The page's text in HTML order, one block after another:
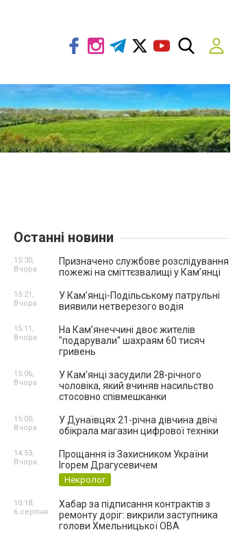
Останні новини
Призначено службове розслідування
пожежі на сміттєзвалищі у Кам’янці
15:30,
Вчора
У Кам’янці-Подільському патрульні
виявили нетверезого водія
15:21,
Вчора
На Камʼянеччині двоє жителів
"подарували" шахраям 60 тисяч
гривень
15:11,
Вчора
У Камʼянці засудили 28-річного
чоловіка, який вчиняв насильство
стосовно співмешканки
15:06,
Вчора
У Дунаївцях 21-річна дівчина двічі
обікрала магазин цифрової техніки
15:00,
Вчора
Прощання із Захисником України
Ігорем Драгусевичем
Некролог
14:53,
Вчора
Хабар за підписання контрактів з
ремонту доріг: викрили заступника
голови Хмельницької ОВА
10:18,
6 серпня